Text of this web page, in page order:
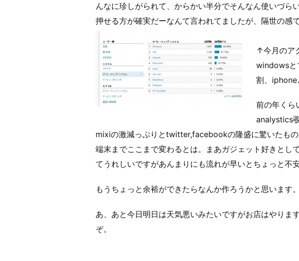
んなに珍しがられて、からかい半分でそんなん使いづら
押せる方が確実だーなんて言われてましたが、隔世の感で
↑今月のア
windowsと
割、iphone
前の年くら
analystics
mixiの激減っぷりとtwitter,facebookの隆盛に驚いたも
端末までここまで変わるとは。まあガジェット好きとし
てうれしいですがあんまりにも流れが早いとちょっと不
もうちょっと余裕ができたらなんか作ろうかと思います。
あ、あと今日明日は天気悪いみたいですがお店はやりま
ぞ。